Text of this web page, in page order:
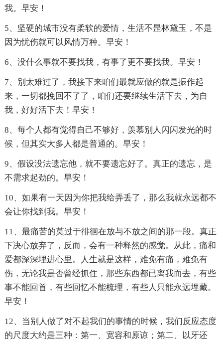
我。早安！
5、坚硬的城市没有柔软的爱情，生活不昰林黛玉，不是
因为忧伤就可以风情万种。早安！
6、没什么事就不要找我，有事了更不要找我。早安！
7、别太难过了，我接下来咱们最就应做的就是振作起
来，一切都挽回不了了，咱们还要继续生活下去，为自
我，好好活下去！早安！
8、每个人都有觉得自己不够好，羡慕别人闪闪发光的时
候，但其实大多人都是普通的。早安！
9、假设没法遗忘他，就不要遗忘好了。真正的遗忘，是
不需求起劲的。早安！
10、如果有一天因为你把我给弄丢了，那么我就永远都不
会让你找到我。早安！
11、最痛苦的莫过于徘徊在放与不放之间的那一段。真正
下决心放弃了，反而，会有一种释然的感觉。从此，痛和
爱都深深埋进心里。人生就是这样，难免有痛，难免有
伤，无论我是否曾经抓住，那些东西都已离我而去，有些
事不能回首，有些回忆不能梳理，有些人只能永远埋藏。
早安！
12、当别人做了对不起我们的事情的时候，我们反应态度
的尺度大约是三种：第一、宽容和原谅；第二、以牙还